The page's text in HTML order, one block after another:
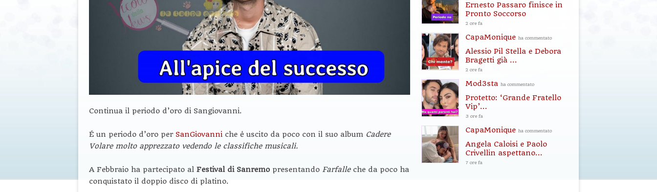
Continua il periodo d’oro di Sangiovanni.
É un periodo d’oro per SanGiovanni che ė uscito da poco con il suo album Cadere
Volare molto apprezzato vedendo le classifiche musicali.
A Febbraio ha partecipato al Festival di Sanremo presentando Farfalleche da poco ha
conquistato il doppio disco di platino.
Ernesto Passaro finisce in
Pronto Soccorso
2 ore fa
CapaMonique ha commentato
Alessio Pil Stella e Debora
Bragetti già ...
2 ore fa
Mod3sta ha commentato
Protetto: ‘Grande Fratello
Vip’...
3 ore fa
CapaMonique ha commentato
Angela Caloisi e Paolo
Crivellin aspettano...
7 ore fa